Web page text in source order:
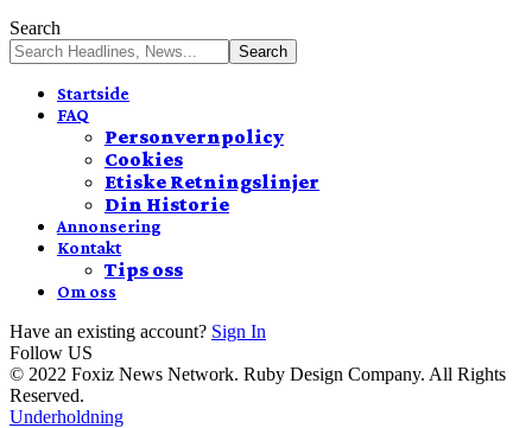
Search
Startside
FAQ
Personvernpolicy
Cookies
Etiske Retningslinjer
Din Historie
Annonsering
Kontakt
Tips oss
Om oss
Have an existing account? Sign In
Follow US
© 2022 Foxiz News Network. Ruby Design Company. All Rights
Reserved.
Underholdning